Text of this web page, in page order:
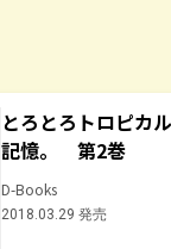
とろとろトロピカ
記憶。 第2巻
D-Books
2018.03.29 発売